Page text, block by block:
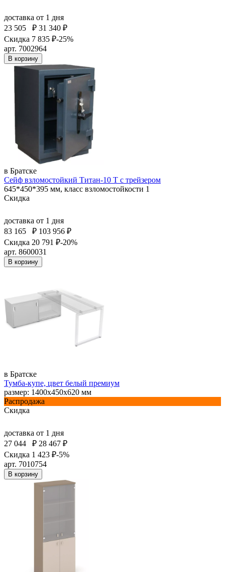
доставка от 1 дня
23 505
₽ 31 340 ₽
Скидка 7 835 ₽-25%
арт. 7002964
В корзину
в Братске
Сейф взломостойкий Титан-10 Т с трейзером
645*450*395 мм, класс взломостойкости 1
Скидка
доставка от 1 дня
83 165
₽ 103 956 ₽
Скидка 20 791 ₽-20%
арт. 8600031
В корзину
в Братске
Тумба-купе, цвет белый премиум
размер: 1400х450х620 мм
Распродажа
Скидка
доставка от 1 дня
27 044
₽ 28 467 ₽
Скидка 1 423 ₽-5%
арт. 7010754
В корзину